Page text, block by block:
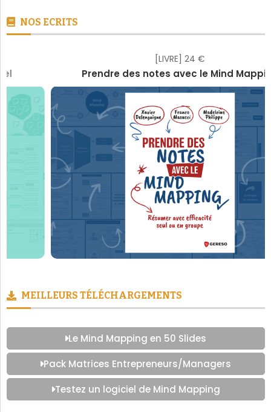
NOS ECRITS
[LIVRE] 24 €
Prendre des notes avec le Mind Mapping
MEILLEURS TÉLÉCHARGEMENTS
Le Mind Mapping en 50 Slides
Pack Matrices Entrepreneurs/Managers
Testez un logiciel de Mind Mapping